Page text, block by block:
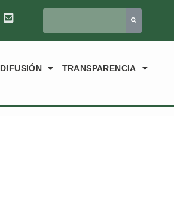
DIFUSIÓN TRANSPARENCIA